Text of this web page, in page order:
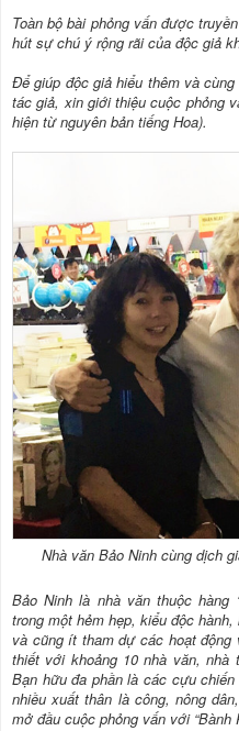
Toàn bộ bài phỏng vấn được
hút sự chú ý rộng rãi của độc giả
Để giúp độc giả hiểu thêm và
tác giả, xin giới thiệu cuộc phỏng
hiện từ nguyên bản tiếng Hoa).
Nhà văn Bảo Ninh cùng dịch
Bảo Ninh là nhà văn thuộc hàng
trong một hẻm hẹp, kiểu độc
và cũng ít tham dự các hoạt động
thiết với khoảng 10 nhà văn, nhà
Bạn hữu đa phần là các cựu
nhiều xuất thân là công, nông
mở đầu cuộc phỏng vấn với “Bành